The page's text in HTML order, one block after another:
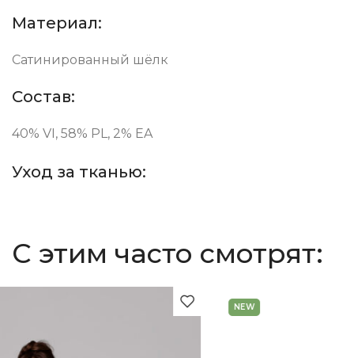
Материал:
Сатинированный шёлк
Состав:
40% VI, 58% PL, 2% EA
Уход за тканью:
С этим часто смотрят: